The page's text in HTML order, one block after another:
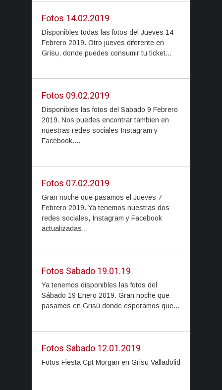
Fotos 14.02.2019
Disponibles todas las fotos del Jueves 14
Febrero 2019. Otro jueves diferente en
Grisu, donde puedes consumir tu ticket...
Fotos 09.02.2019
Disponibles las fotos del Sabado 9 Febrero
2019. Nos puedes encontrar tambien en
nuestras redes sociales Instagram y
Facebook....
Fotos 07.02.2019
Gran noche que pasamos el Jueves 7
Febrero 2019. Ya tenemos nuestras dos
redes sociales, Instagram y Facebook
actualizadas...
Fotos Sabado 19.01.19
Ya tenemos disponibles las fotos del
Sábado 19 Enero 2019. Gran noche que
pasamos en Grisú donde esperamos que...
Fotos Sabado 12.01.2019
Fotos Fiesta Cpt Morgan en Grisu Valladolid